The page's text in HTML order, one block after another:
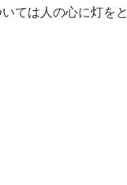
ては人の心に灯を